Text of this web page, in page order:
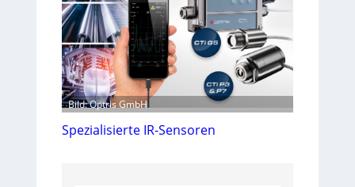
Bild: Optris GmbH
Spezialisierte IR-Sensoren